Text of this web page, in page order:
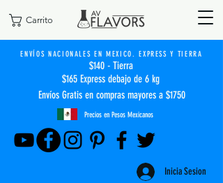
Carrito
ENVÍOS NACIONALES EN MEXICO. EXPRESS Y TIERRA
$140 - Tierra
$165 Express debajo de 6 kg
Envíos Gratis en compras mayores a $1750
Precios en Pesos Mexicanos
Inicia Sesion